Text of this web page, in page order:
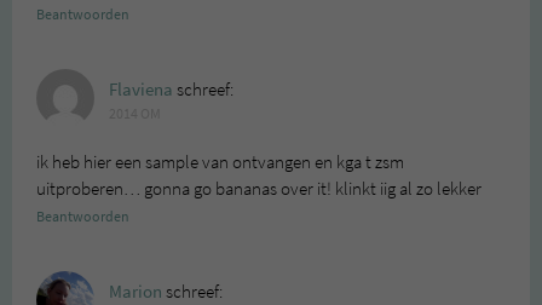
Beantwoorden
Flaviena schreef:
ik heb hier een sample van ontvangen en kga t zsm
uitproberen… gonna go bananas over it! klinkt iig al zo lekker
Beantwoorden
Marion schreef: